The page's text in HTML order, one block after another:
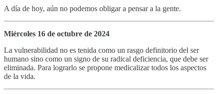
A día de hoy, aún no podemos obligar a pensar a la gente.
Miércoles 16 de octubre de 2024
La vulnerabilidad no es tenida como un rasgo definitorio del ser
humano sino como un signo de su radical deficiencia, que debe ser
eliminada. Para lograrlo se propone medicalizar todos los aspectos
de la vida.